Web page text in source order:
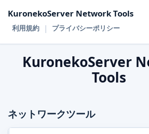
KuronekoServer Network Tools
利用規約 | プライバシーポリシー
KuronekoServer
Tools
ネットワークツール